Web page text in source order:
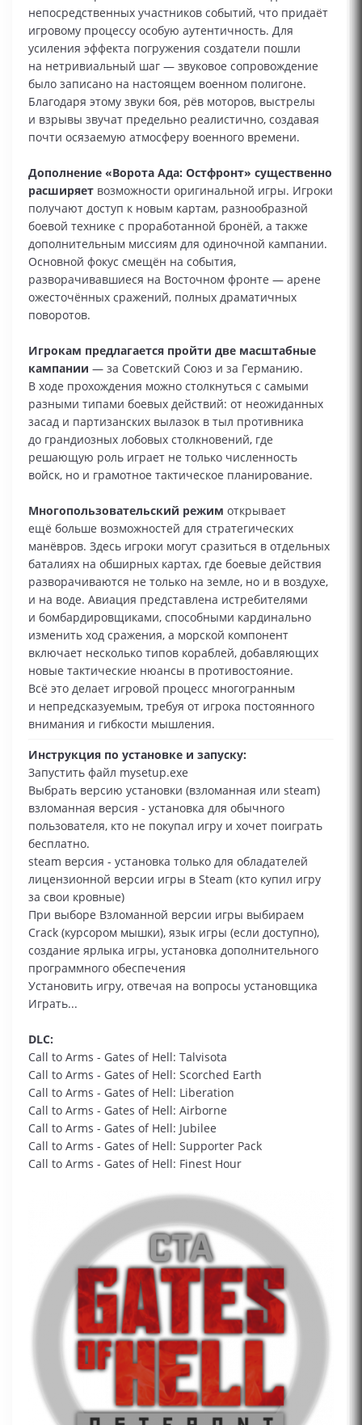
непосредственных участников событий, что придаёт
игровому процессу особую аутентичность. Для
усиления эффекта погружения создатели пошли
на нетривиальный шаг — звуковое сопровождение
было записано на настоящем военном полигоне.
Благодаря этому звуки боя, рёв моторов, выстрелы
и взрывы звучат предельно реалистично, создавая
почти осязаемую атмосферу военного времени.
Дополнение «Ворота Ада: Остфронт» существенно
расширяет возможности оригинальной игры. Игроки
получают доступ к новым картам, разнообразной
боевой технике с проработанной бронёй, а также
дополнительным миссиям для одиночной кампании.
Основной фокус смещён на события,
разворачивавшиеся на Восточном фронте — арене
ожесточённых сражений, полных драматичных
поворотов.
Игрокам предлагается пройти две масштабные
кампании — за Советский Союз и за Германию.
В ходе прохождения можно столкнуться с самыми
разными типами боевых действий: от неожиданных
засад и партизанских вылазок в тыл противника
до грандиозных лобовых столкновений, где
решающую роль играет не только численность
войск, но и грамотное тактическое планирование.
Многопользовательский режим открывает
ещё больше возможностей для стратегических
манёвров. Здесь игроки могут сразиться в отдельных
баталиях на обширных картах, где боевые действия
разворачиваются не только на земле, но и в воздухе,
и на воде. Авиация представлена истребителями
и бомбардировщиками, способными кардинально
изменить ход сражения, а морской компонент
включает несколько типов кораблей, добавляющих
новые тактические нюансы в противостояние.
Всё это делает игровой процесс многогранным
и непредсказуемым, требуя от игрока постоянного
внимания и гибкости мышления.
Инструкция по установке и запуску:
Запустить файл mysetup.exe
Выбрать версию установки (взломанная или steam)
взломанная версия - установка для обычного
пользователя, кто не покупал игру и хочет поиграть
бесплатно.
steam версия - установка только для обладателей
лицензионной версии игры в Steam (кто купил игру
за свои кровные)
При выборе Взломанной версии игры выбираем
Сrack (курсором мышки), язык игры (если доступно),
создание ярлыка игры, установка дополнительного
программного обеспечения
Установить игру, отвечая на вопросы установщика
Играть...
DLC:
Call to Arms - Gates of Hell: Talvisota
Call to Arms - Gates of Hell: Scorched Earth
Call to Arms - Gates of Hell: Liberation
Call to Arms - Gates of Hell: Airborne
Call to Arms - Gates of Hell: Jubilee
Call to Arms - Gates of Hell: Supporter Pack
Call to Arms - Gates of Hell: Finest Hour